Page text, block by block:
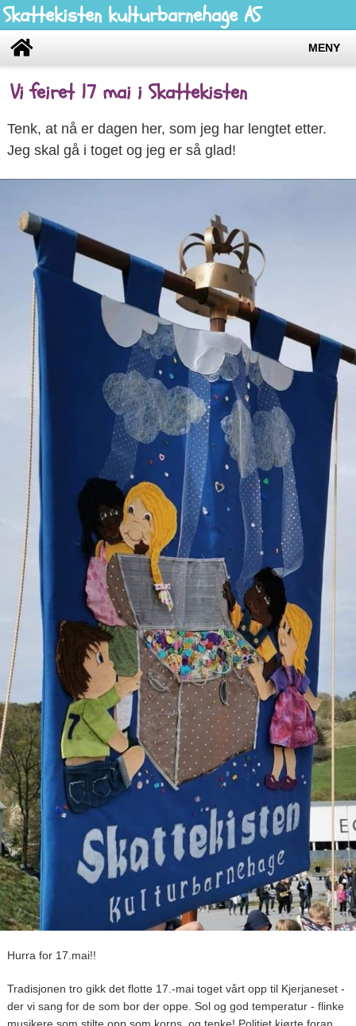
Skattekisten kulturbarnehage AS
MENY
Vi feiret 17 mai i Skattekisten
Tenk, at nå er dagen her, som jeg har lengtet etter.
Jeg skal gå i toget og jeg er så glad!
Hurra for 17.mai!!
Tradisjonen tro gikk det flotte 17.-mai toget vårt opp til Kjerjaneset -
der vi sang for de som bor der oppe. Sol og god temperatur - flinke